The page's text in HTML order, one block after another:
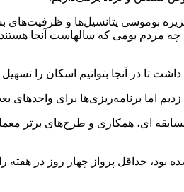
بوموسی پتانسیل‌ها و ظرفیت‌های
چه مردم بومی که سالهاست آنجا
تا در آنجا بتوانیم اسکان را تسهیل
با برگزاری مسابقه ای، همکاری و طرح‌های